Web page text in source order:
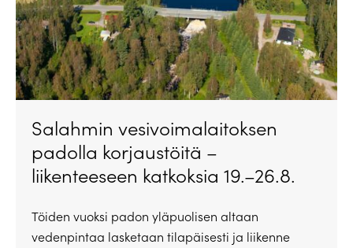
Salahmin vesivoimalaitoksen
padolla korjaustöitä –
liikenteeseen katkoksia 19.–26.8.
Töiden vuoksi padon yläpuolisen altaan
vedenpintaa lasketaan tilapäisesti ja liikenne